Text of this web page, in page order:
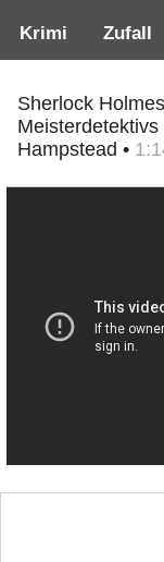
Krimi Zufall
Sherlock
Hampstead •